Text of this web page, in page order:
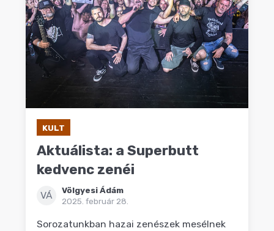
KULT
Aktuálista: a Superbutt
kedvenc zenéi
VÁ
Völgyesi Ádám
2025. február 28.
Sorozatunkban hazai zenészek mesélnek